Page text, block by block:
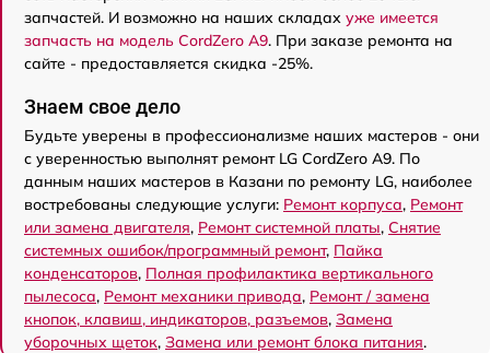
запчастей. И возможно на наших складах уже имеется
запчасть на модель CordZero A9. При заказе ремонта на
сайте - предоставляется скидка -25%.
Знаем свое дело
Будьте уверены в профессионализме наших мастеров - они
с уверенностью выполнят ремонт LG CordZero A9. По
данным наших мастеров в Казани по ремонту LG, наиболее
востребованы следующие услуги: Ремонт корпуса, Ремонт
или замена двигателя, Ремонт системной платы, Снятие
системных ошибок/программный ремонт, Пайка
конденсаторов, Полная профилактика вертикального
пылесоса, Ремонт механики привода, Ремонт / замена
кнопок, клавиш, индикаторов, разъемов, Замена
уборочных щеток, Замена или ремонт блока питания.